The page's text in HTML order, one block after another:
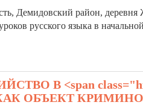
Демидовский район,
русского языка в
В <span
ОБЪЕКТ